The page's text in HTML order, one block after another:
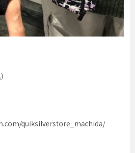
quiksilverstore_machida/